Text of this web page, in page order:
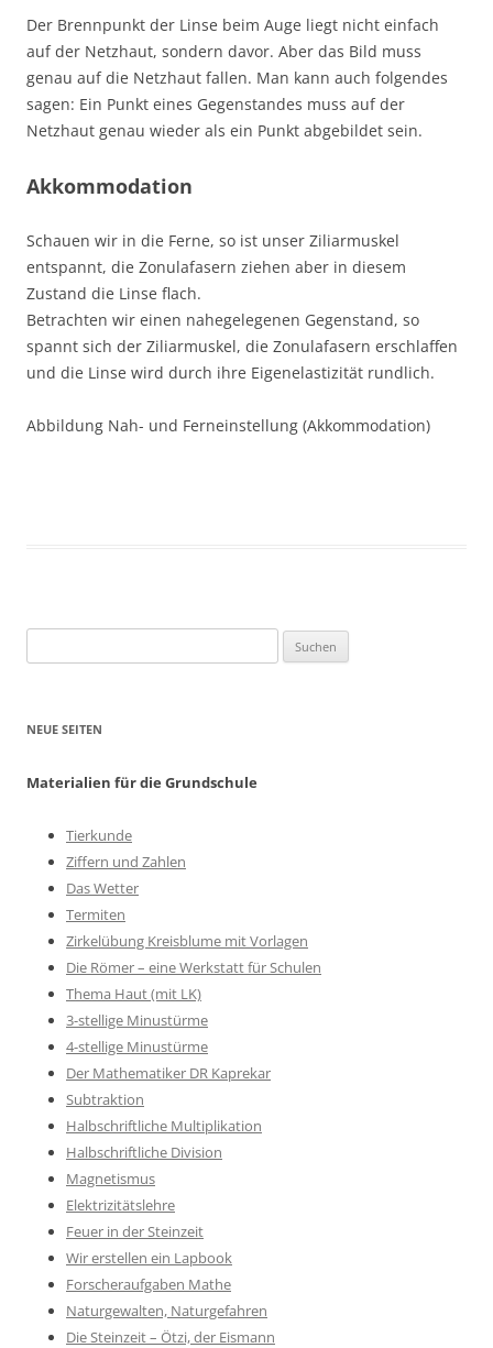
Der Brennpunkt der Linse beim Auge liegt nicht einfach
auf der Netzhaut, sondern davor. Aber das Bild muss
genau auf die Netzhaut fallen. Man kann auch folgendes
sagen: Ein Punkt eines Gegenstandes muss auf der
Netzhaut genau wieder als ein Punkt abgebildet sein.
Akkommodation
Schauen wir in die Ferne, so ist unser Ziliarmuskel
entspannt, die Zonulafasern ziehen aber in diesem
Zustand die Linse flach.
Betrachten wir einen nahegelegenen Gegenstand, so
spannt sich der Ziliarmuskel, die Zonulafasern erschlaffen
und die Linse wird durch ihre Eigenelastizität rundlich.
Abbildung Nah- und Ferneinstellung (Akkommodation)
nach:
NEUE SEITEN
Materialien für die Grundschule
Tierkunde
Ziffern und Zahlen
Das Wetter
Termiten
Zirkelübung Kreisblume mit Vorlagen
Die Römer – eine Werkstatt für Schulen
Thema Haut (mit LK)
3-stellige Minustürme
4-stellige Minustürme
Der Mathematiker DR Kaprekar
Subtraktion
Halbschriftliche Multiplikation
Halbschriftliche Division
Magnetismus
Elektrizitätslehre
Feuer in der Steinzeit
Wir erstellen ein Lapbook
Forscheraufgaben Mathe
Naturgewalten, Naturgefahren
Die Steinzeit – Ötzi, der Eismann